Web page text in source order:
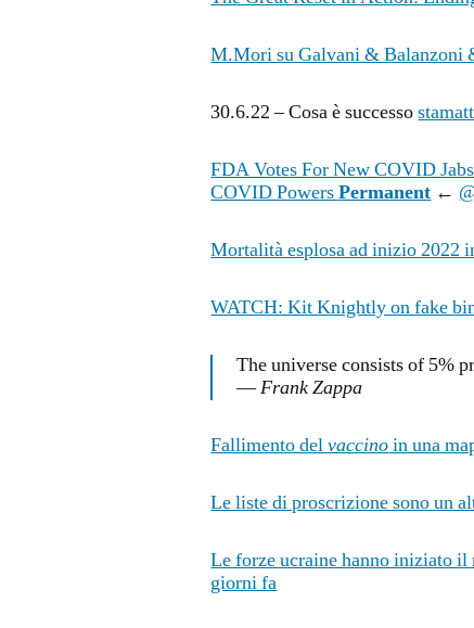
M.Mori su Galvani & Balanzoni
30.6.22 – Cosa è successo
FDA Votes For New COVID
COVID PowersPermanent ←
Mortalità esplosa ad inizio 2022
WATCH: Kit Knightly on fake
The universe consists of 5%
—Frank Zappa
Fallimento delvaccinoin una
Le liste di proscrizione sono un
Le forze ucraine hanno iniziato
giorni fa